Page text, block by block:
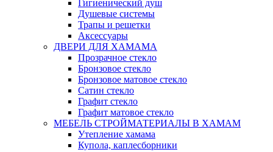
Гигиенический душ
Душевые системы
Трапы и решетки
Аксессуары
ДВЕРИ ДЛЯ ХАМАМА
Прозрачное стекло
Бронзовое стекло
Бронзовое матовое стекло
Сатин стекло
Графит стекло
Графит матовое стекло
МЕБЕЛЬ СТРОЙМАТЕРИАЛЫ В ХАМАМ
Утепление хамама
Купола, каплесборники